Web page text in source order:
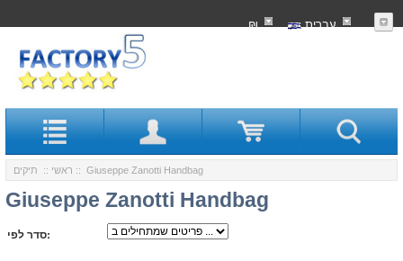
עִברִית ₪
ראשי :: תיקים :: Giuseppe Zanotti Handbag
Giuseppe Zanotti Handbag
סדר לפי: